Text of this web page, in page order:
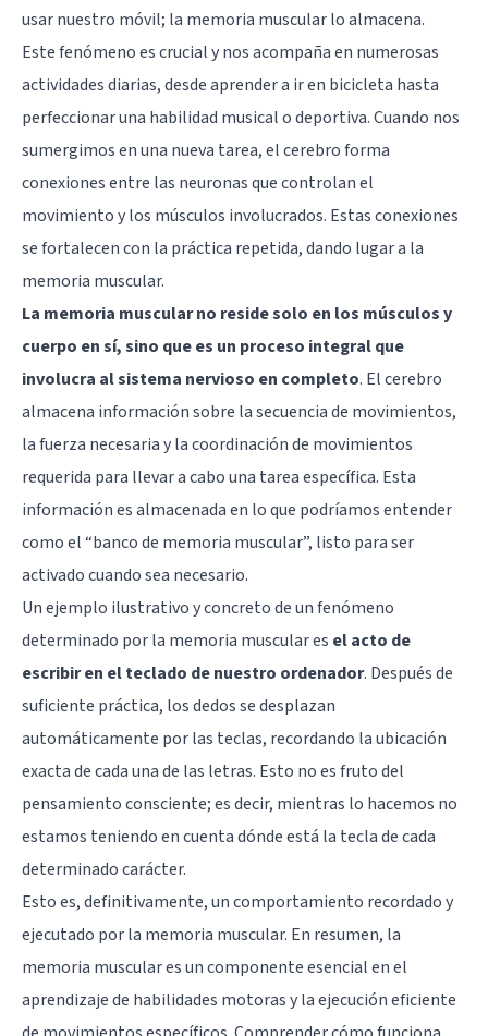
usar nuestro móvil; la memoria muscular lo almacena.
Este fenómeno es crucial y nos acompaña en numerosas
actividades diarias, desde aprender a ir en bicicleta hasta
perfeccionar una habilidad musical o deportiva. Cuando nos
sumergimos en una nueva tarea, el cerebro forma
conexiones entre las neuronas que controlan el
movimiento y los músculos involucrados. Estas conexiones
se fortalecen con la práctica repetida, dando lugar a la
memoria muscular.
La memoria muscular no reside solo en los músculos y
cuerpo en sí, sino que es un proceso integral que
involucra al sistema nervioso en completo. El cerebro
almacena información sobre la secuencia de movimientos,
la fuerza necesaria y la coordinación de movimientos
requerida para llevar a cabo una tarea específica. Esta
información es almacenada en lo que podríamos entender
como el “banco de memoria muscular”, listo para ser
activado cuando sea necesario.
Un ejemplo ilustrativo y concreto de un fenómeno
determinado por la memoria muscular es el acto de
escribir en el teclado de nuestro ordenador. Después de
suficiente práctica, los dedos se desplazan
automáticamente por las teclas, recordando la ubicación
exacta de cada una de las letras. Esto no es fruto del
pensamiento consciente; es decir, mientras lo hacemos no
estamos teniendo en cuenta dónde está la tecla de cada
determinado carácter.
Esto es, definitivamente, un comportamiento recordado y
ejecutado por la memoria muscular. En resumen, la
memoria muscular es un componente esencial en el
aprendizaje de habilidades motoras y la ejecución eficiente